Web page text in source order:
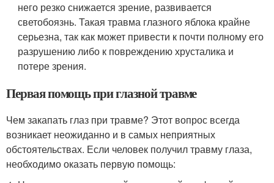
него резко снижается зрение, развивается
светобоязнь. Такая травма глазного яблока крайне
серьезна, так как может привести к почти полному его
разрушению либо к повреждению хрусталика и
потере зрения.
Первая помощь при глазной травме
Чем закапать глаз при травме? Этот вопрос всегда
возникает неожиданно и в самых неприятных
обстоятельствах. Если человек получил травму глаза,
необходимо оказать первую помощь: